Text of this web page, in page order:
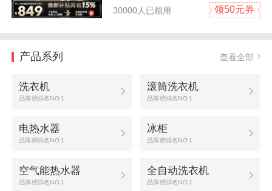
30000人已领用 领50元券
产品系列 查看全部
洗衣机
品牌榜排名NO.1
滚筒洗衣机
品牌榜排名NO.1
电热水器
品牌榜排名NO.1
冰柜
品牌榜排名NO.1
空气能热水器
品牌榜排名NO.1
全自动洗衣机
品牌榜排名NO.1